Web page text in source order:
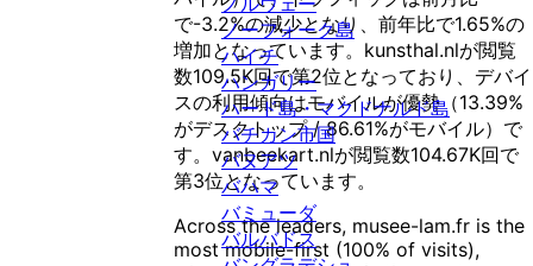
ノーフォーク島
ハイチ
ハンガリー
ハード島・マクドナルド島
バチカン市国
バヌアツ
バハマ
バミューダ
バルバドス
で-3.2%の減少となり、前年比で1.65%の
増加となっています。 kunsthal.nlが閲覧
数109.5K回で第2位となっており、デバイ
スの利用傾向はモバイルが優勢（13.39%
がデスクトップ / 86.61%がモバイル）で
す。vanbeekart.nlが閲覧数104.67K回で
第3位となっています。
Across the leaders, musee-lam.fr is the
most mobile-first (100% of visits),